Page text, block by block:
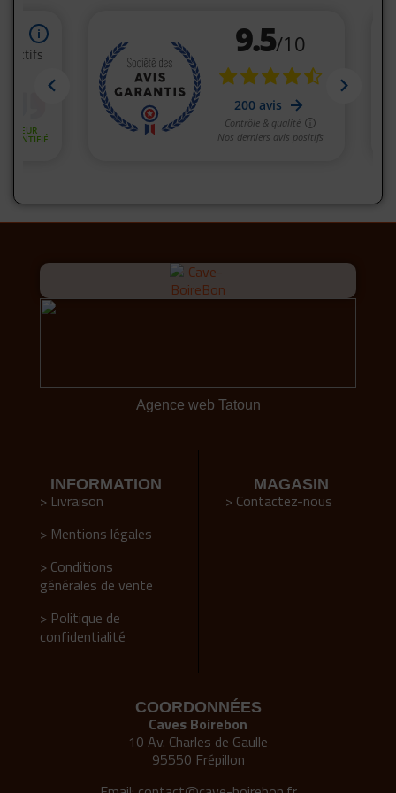
Agence web Tatoun
INFORMATION
> Livraison
> Mentions légales
> Conditions
générales de vente
> Politique de
confidentialité
MAGASIN
> Contactez-nous
COORDONNÉES
Caves Boirebon
10 Av. Charles de Gaulle
95550 Frépillon